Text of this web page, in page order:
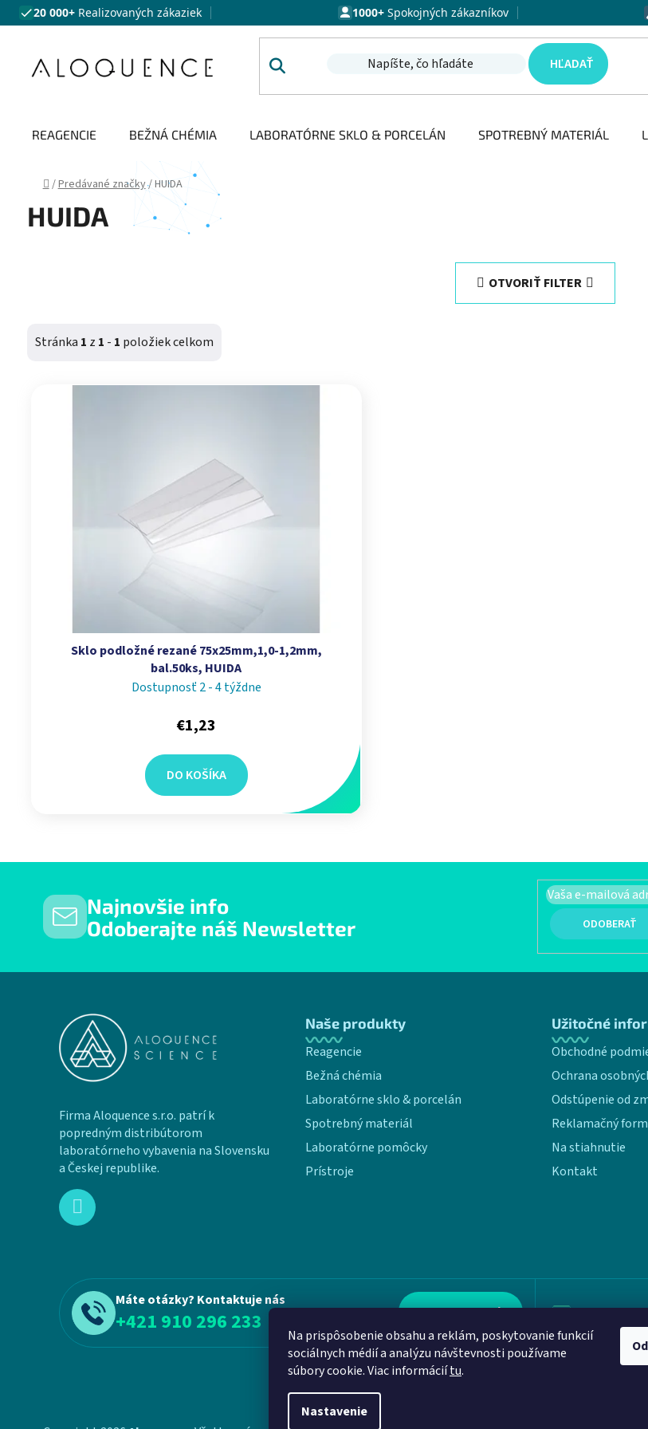
Na prispôsobenie obsahu a reklám, poskytovanie funkcií
sociálnych médií a analýzu návštevnosti používame
súbory cookie. Viac informáciítu.
Nastavenie
Prejsť na obsah
20 000+ Realizovaných zákaziek 1000+Spokojných zákazníkov
HĽADAŤ
REAGENCIE BEŽNÁ CHÉMIA LABORATÓRNE SKLO & PORCELÁN SPOTREBNÝ MATERIÁL
Domov
/Predávané značky/HUIDA
HUIDA
OTVORIŤ FILTER
Stránka 1 z 1 - 1 položiek celkom
Výpis produktov
Sklo podložné rezané 75x25mm,1,0-1,2mm,
bal.50ks, HUIDA
Dostupnosť 2 - 4 týždne
€1,23
DO KOŠÍKA
Najnovšie info
Odoberajte náš Newsletter
Firma Aloquence s.r.o. patrí k
popredným distribútorom
laboratórneho vybavenia na Slovensku
a Českej republike.
Naše produkty
Reagencie
Bežná chémia
Laboratórne sklo & porcelán
Spotrebný materiál
Laboratórne pomôcky
Prístroje
Užitočné
Obchodné
Ochrana
Odstúpenie od
Reklamačný
Na stiahnutie
Kontakt
Máte otázky? Kontaktuje nás
+421 910 296 233 Kontaktujte nás